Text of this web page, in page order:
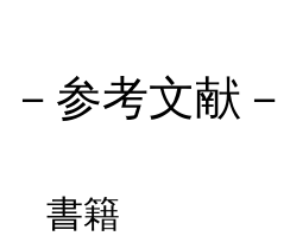
－参考文献－
書籍